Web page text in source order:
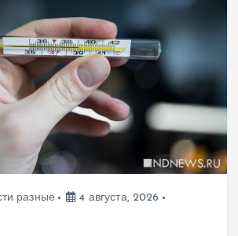
разные
4 августа, 2026